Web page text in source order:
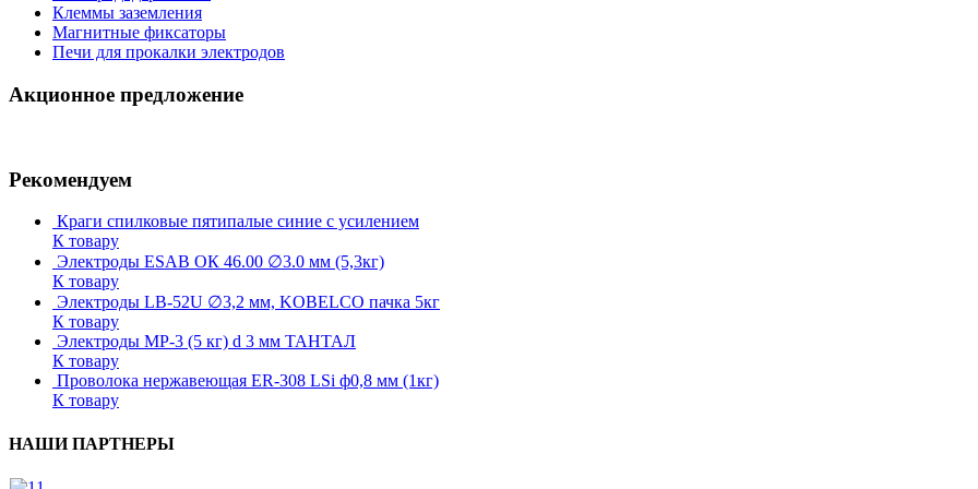
Клеммы заземления
Магнитные фиксаторы
Печи для прокалки электродов
Акционное предложение
Рекомендуем
Краги спилковые пятипалые синие с усилением
К товару
Электроды ESAB ОК 46.00 ∅3.0 мм (5,3кг)
К товару
Электроды LB-52U ∅3,2 мм, KOBELCO пачка 5кг
К товару
Электроды МР-3 (5 кг) d 3 мм ТАНТАЛ
К товару
Проволока нержавеющая ER-308 LSi ф0,8 мм (1кг)
К товару
НАШИ ПАРТНЕРЫ